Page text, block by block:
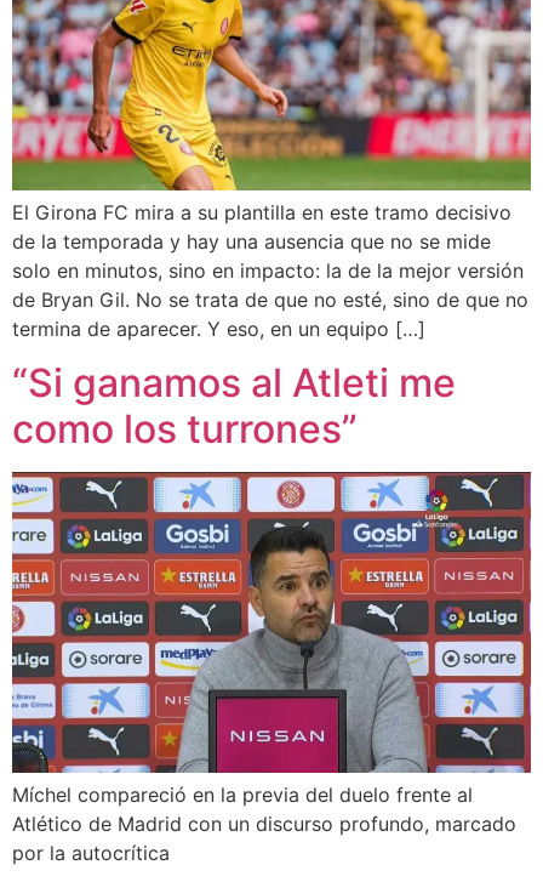
El Girona FC mira a su plantilla en este tramo decisivo
de la temporada y hay una ausencia que no se mide
solo en minutos, sino en impacto: la de la mejor versión
de Bryan Gil. No se trata de que no esté, sino de que no
termina de aparecer. Y eso, en un equipo […]
“Si ganamos al Atleti me
como los turrones”
Míchel compareció en la previa del duelo frente al
Atlético de Madrid con un discurso profundo, marcado
por la autocrítica